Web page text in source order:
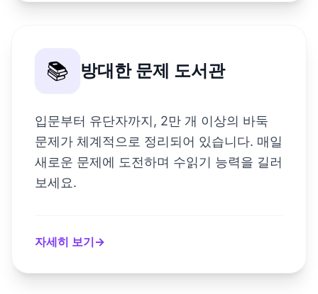
📚 방대한 문제 도서관
입문부터 유단자까지, 2만 개 이상의 바둑
문제가 체계적으로 정리되어 있습니다. 매일
새로운 문제에 도전하며 수읽기 능력을 길러
보세요.
자세히 보기 →